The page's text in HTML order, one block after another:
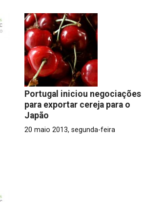
Portugal iniciou negociações
para exportar cereja para o
Japão
20 maio 2013, segunda-feira